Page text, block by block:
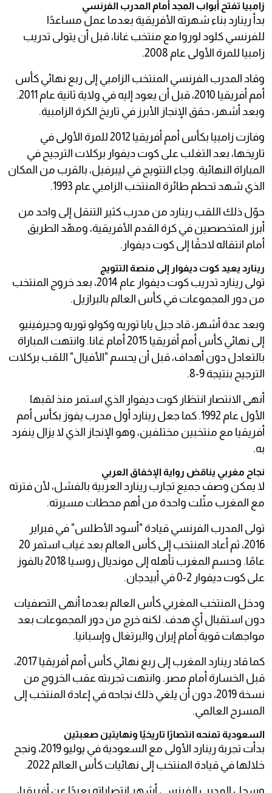
زامبيا تفتح أبواب المجد أمام المدرب الفرنسي
بدأ رينارد بناء شهرته الأفريقية بعدما عمل مساعدًا
للفرنسي كلود لوروا مع منتخب غانا، قبل أن يتولى تدريب
زامبيا للمرة الأولى عام 2008.
وقاد المدرب الفرنسي المنتخب الزامبي إلى ربع نهائي كأس
أمم أفريقيا 2010، قبل أن يعود إليه في ولاية ثانية عام 2011.
وبعد أشهر، حقق الإنجاز الأبرز في تاريخ الكرة الزامبية.
وفازت زامبيا بكأس أمم أفريقيا 2012 للمرة الأولى في
تاريخها، بعد التغلب على كوت ديفوار بركلات الترجيح في
المباراة النهائية. وجاء التتويج في ليبرفيل، بالقرب من المكان
الذي شهد تحطم طائرة المنتخب الزامبي عام 1993.
حوّل ذلك اللقب رينارد من مدرب كثير التنقل إلى واحد من
أبرز المتخصصين في كرة القدم الأفريقية، ومهّد الطريق
أمام انتقاله لاحقًا إلى كوت ديفوار.
رينارد يعيد كوت ديفوار إلى منصة التتويج
تولى رينارد تدريب كوت ديفوار عام 2014، بعد خروج المنتخب
من دور المجموعات في كأس العالم بالبرازيل.
وبعد عدة أشهر، قاد جيل يايا توريه وكولو توريه وجيرفينيو
إلى نهائي كأس أمم أفريقيا 2015 أمام غانا. وانتهت المباراة
بالتعادل دون أهداف، قبل أن يحسم "الأفيال" اللقب بركلات
الترجيح بنتيجة 9-8.
أنهى الانتصار انتظار كوت ديفوار الذي استمر منذ لقبها
الأول عام 1992. كما جعل رينارد أول مدرب يفوز بكأس أمم
أفريقيا مع منتخبين مختلفين، وهو الإنجاز الذي لا يزال ينفرد
به.
نجاح مغربي يناقض رواية الإخفاق العربي
لا يمكن وصف جميع تجارب رينارد العربية بالفشل، لأن فترته
مع المغرب مثّلت واحدة من أهم محطات مسيرته.
تولى المدرب الفرنسي قيادة "أسود الأطلس" في فبراير
2016، ثم أعاد المنتخب إلى كأس العالم بعد غياب استمر 20
عامًا. وحسم المغرب تأهله إلى مونديال روسيا 2018 بالفوز
على كوت ديفوار 2-0 في أبيدجان.
ودخل المنتخب المغربي كأس العالم بعدما أنهى التصفيات
دون استقبال أي هدف. لكنه خرج من دور المجموعات بعد
مواجهات قوية أمام إيران والبرتغال وإسبانيا.
كما قاد رينارد المغرب إلى ربع نهائي كأس أمم أفريقيا 2017،
قبل الخسارة أمام مصر. وانتهت تجربته عقب الخروج من
نسخة 2019، دون أن يلغي ذلك نجاحه في إعادة المنتخب إلى
المسرح العالمي.
السعودية تمنحه انتصارًا تاريخيًا ونهايتين صعبتين
بدأت تجربة رينارد الأولى مع السعودية في يوليو 2019، ونجح
خلالها في قيادة المنتخب إلى نهائيات كأس العالم 2022.